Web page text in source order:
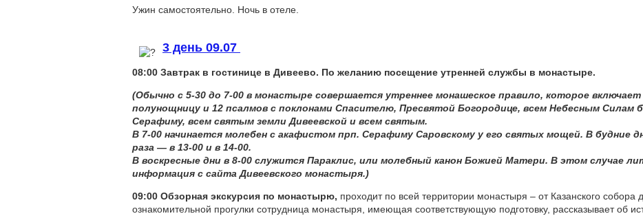
Ужин самостоятельно. Ночь в отеле.
3 день 09.07
08:00 Завтрак в гостинице в Дивеево. По желанию посещение утренней службы в монастыре.
(Обычно с 5-30 до 7-00 в монастыре совершается утреннее монашеское правило, которое
полунощницу и 12 псалмов с поклонами Спасителю, Пресвятой Богородице, всем Небесным Силам
Серафиму, всем святым земли Дивеевской и всем святым.
В 7-00 начинается молебен с акафистом прп. Серафиму Саровскому у его святых мощей. В будние
раза — в 13-00 и в 14-00.
В воскресные дни в 8-00 служится Параклис, или молебный канон Божией Матери. В этом случае
информация с сайта Дивеевского монастыря.)
09:00 Обзорная экскурсия по монастырю, проходит по всей территории монастыря – от Казанского собора
ознакомительной прогулки сотрудница монастыря, имеющая соответствующую подготовку, рассказывает об